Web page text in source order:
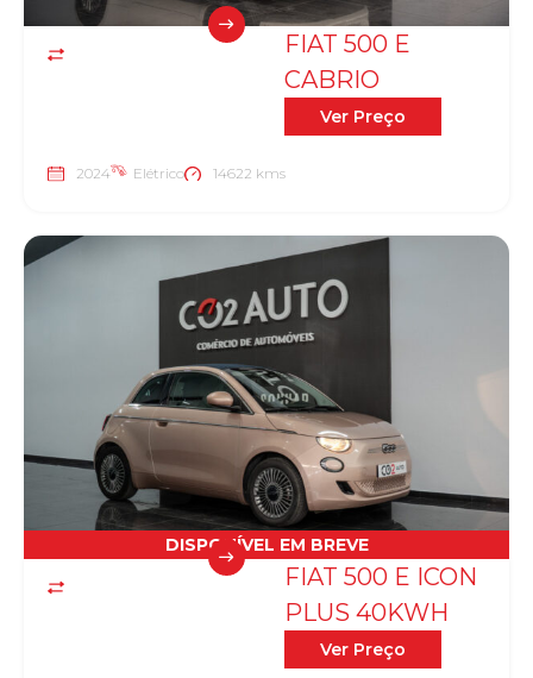
FIAT 500 E
CABRIO
Ver Preço
2024 Elétrico 14622 kms
DISPONÍVEL EM BREVE
FIAT 500 E ICON
PLUS 40KWH
Ver Preço